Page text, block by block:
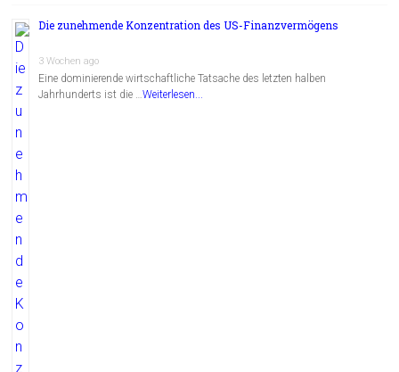
Die zunehmende Konzentration des US-Finanzvermögens
3 Wochen ago
Eine dominierende wirtschaftliche Tatsache des letzten halben
Jahrhunderts ist die …Weiterlesen...